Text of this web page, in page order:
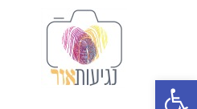
פתח סרגל נגישות